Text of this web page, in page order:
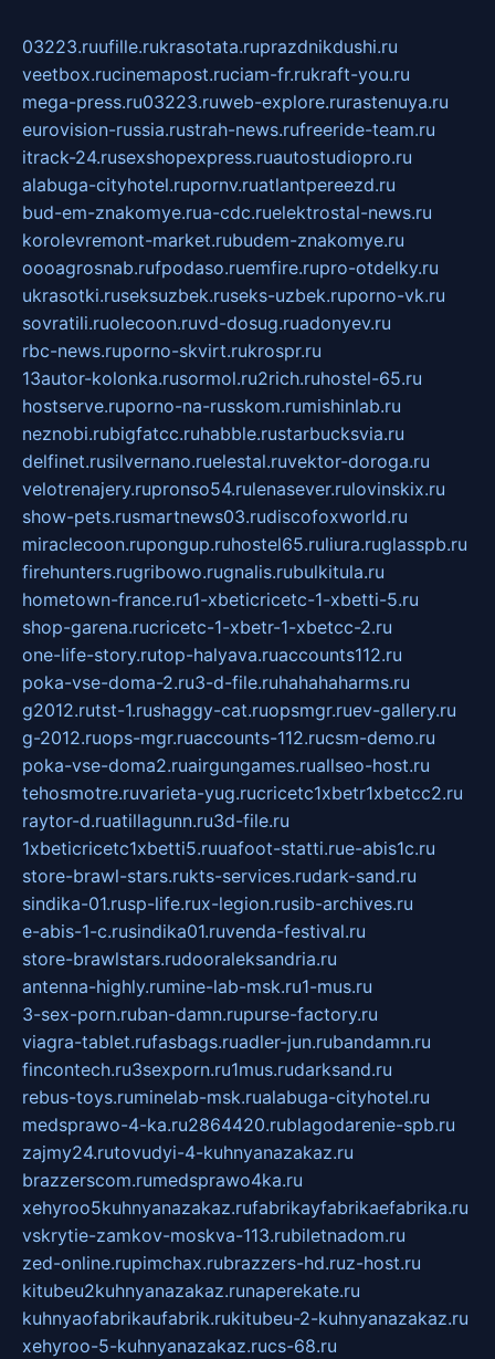
03223.ruufille.rukrasotata.ruprazdnikdushi.ru
veetbox.rucinemapost.ruciam-fr.rukraft-you.ru
mega-press.ru03223.ruweb-explore.rurastenuya.ru
eurovision-russia.rustrah-news.rufreeride-team.ru
itrack-24.rusexshopexpress.ruautostudiopro.ru
alabuga-cityhotel.rupornv.ruatlantpereezd.ru
bud-em-znakomye.rua-cdc.ruelektrostal-news.ru
korolevremont-market.rubudem-znakomye.ru
oooagrosnab.rufpodaso.ruemfire.rupro-otdelky.ru
ukrasotki.ruseksuzbek.ruseks-uzbek.ruporno-vk.ru
sovratili.ruolecoon.ruvd-dosug.ruadonyev.ru
rbc-news.ruporno-skvirt.rukrospr.ru
13autor-kolonka.rusormol.ru2rich.ruhostel-65.ru
hostserve.ruporno-na-russkom.rumishinlab.ru
neznobi.rubigfatcc.ruhabble.rustarbucksvia.ru
delfinet.rusilvernano.ruelestal.ruvektor-doroga.ru
velotrenajery.rupronso54.rulenasever.rulovinskix.ru
show-pets.rusmartnews03.rudiscofoxworld.ru
miraclecoon.rupongup.ruhostel65.ruliura.ruglasspb.ru
firehunters.rugribowo.rugnalis.rubulkitula.ru
hometown-france.ru1-xbeticricetc-1-xbetti-5.ru
shop-garena.rucricetc-1-xbetr-1-xbetcc-2.ru
one-life-story.rutop-halyava.ruaccounts112.ru
poka-vse-doma-2.ru3-d-file.ruhahahaharms.ru
g2012.rutst-1.rushaggy-cat.ruopsmgr.ruev-gallery.ru
g-2012.ruops-mgr.ruaccounts-112.rucsm-demo.ru
poka-vse-doma2.ruairgungames.ruallseo-host.ru
tehosmotre.ruvarieta-yug.rucricetc1xbetr1xbetcc2.ru
raytor-d.ruatillagunn.ru3d-file.ru
1xbeticricetc1xbetti5.ruuafoot-statti.rue-abis1c.ru
store-brawl-stars.rukts-services.rudark-sand.ru
sindika-01.rusp-life.rux-legion.rusib-archives.ru
e-abis-1-c.rusindika01.ruvenda-festival.ru
store-brawlstars.rudooraleksandria.ru
antenna-highly.rumine-lab-msk.ru1-mus.ru
3-sex-porn.ruban-damn.rupurse-factory.ru
viagra-tablet.rufasbags.ruadler-jun.rubandamn.ru
fincontech.ru3sexporn.ru1mus.rudarksand.ru
rebus-toys.ruminelab-msk.rualabuga-cityhotel.ru
medsprawo-4-ka.ru2864420.rublagodarenie-spb.ru
zajmy24.rutovudyi-4-kuhnyanazakaz.ru
brazzerscom.rumedsprawo4ka.ru
xehyroo5kuhnyanazakaz.rufabrikayfabrikaefabrika.ru
vskrytie-zamkov-moskva-113.rubiletnadom.ru
zed-online.rupimchax.rubrazzers-hd.ruz-host.ru
kitubeu2kuhnyanazakaz.runaperekate.ru
kuhnyaofabrikaufabrik.rukitubeu-2-kuhnyanazakaz.ru
xehyroo-5-kuhnyanazakaz.rucs-68.ru